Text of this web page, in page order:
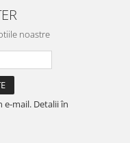
noastre
mail. Detalii în